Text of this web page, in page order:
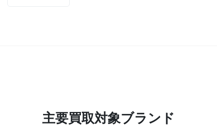
主要買取対象ブランド